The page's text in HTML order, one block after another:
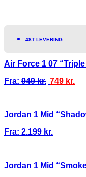
48T LEVERING
Air Force 1 07
Fra: 949kr. 749 kr.
Jordan 1 Mid
Fra: 2.199 kr.
Jordan 1 Mid